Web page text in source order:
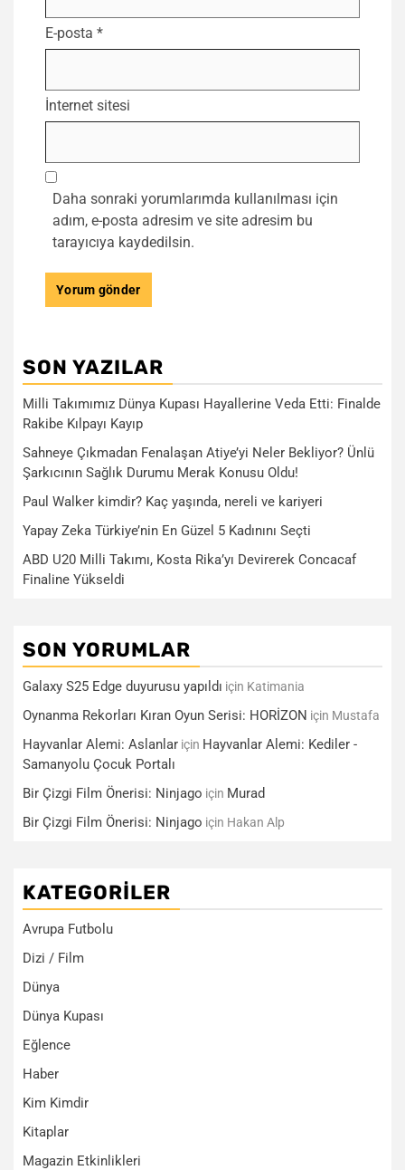
E-posta *
İnternet sitesi
Daha sonraki yorumlarımda kullanılması için
adım, e-posta adresim ve site adresim bu
tarayıcıya kaydedilsin.
SON YAZILAR
Milli Takımımız Dünya Kupası Hayallerine Veda Etti: Finalde
Rakibe Kılpayı Kayıp
Sahneye Çıkmadan Fenalaşan Atiye’yi Neler Bekliyor? Ünlü
Şarkıcının Sağlık Durumu Merak Konusu Oldu!
Paul Walker kimdir? Kaç yaşında, nereli ve kariyeri
Yapay Zeka Türkiye’nin En Güzel 5 Kadınını Seçti
ABD U20 Milli Takımı, Kosta Rika’yı Devirerek Concacaf
Finaline Yükseldi
SON YORUMLAR
Galaxy S25 Edge duyurusu yapıldı için Katimania
Oynanma Rekorları Kıran Oyun Serisi: HORİZON için Mustafa
Hayvanlar Alemi: Aslanlar için Hayvanlar Alemi: Kediler -
Samanyolu Çocuk Portalı
Bir Çizgi Film Önerisi: Ninjago için Murad
Bir Çizgi Film Önerisi: Ninjago için Hakan Alp
KATEGORILER
Avrupa Futbolu
Dizi / Film
Dünya
Dünya Kupası
Eğlence
Haber
Kim Kimdir
Kitaplar
Magazin Etkinlikleri